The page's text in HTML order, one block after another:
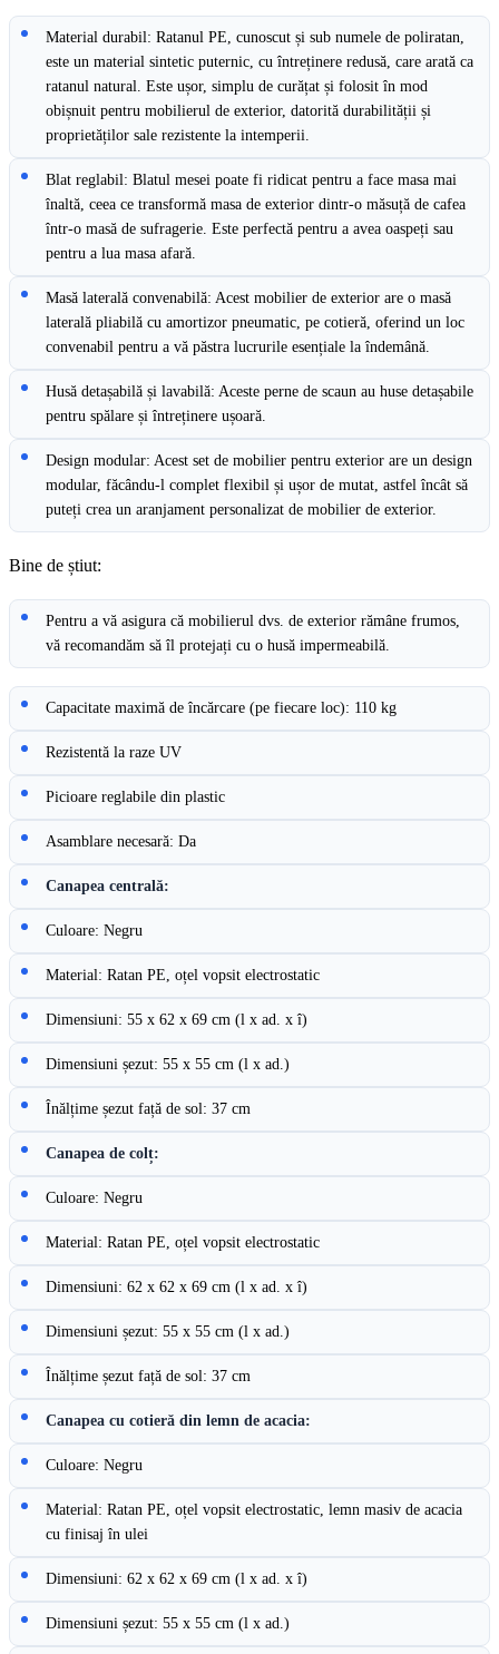
Material durabil: Ratanul PE, cunoscut și sub numele de poliratan,
este un material sintetic puternic, cu întreținere redusă, care arată ca
ratanul natural. Este ușor, simplu de curățat și folosit în mod
obișnuit pentru mobilierul de exterior, datorită durabilității și
proprietăților sale rezistente la intemperii.
Blat reglabil: Blatul mesei poate fi ridicat pentru a face masa mai
înaltă, ceea ce transformă masa de exterior dintr-o măsuță de cafea
într-o masă de sufragerie. Este perfectă pentru a avea oaspeți sau
pentru a lua masa afară.
Masă laterală convenabilă: Acest mobilier de exterior are o masă
laterală pliabilă cu amortizor pneumatic, pe cotieră, oferind un loc
convenabil pentru a vă păstra lucrurile esențiale la îndemână.
Husă detașabilă și lavabilă: Aceste perne de scaun au huse detașabile
pentru spălare și întreținere ușoară.
Design modular: Acest set de mobilier pentru exterior are un design
modular, făcându-l complet flexibil și ușor de mutat, astfel încât să
puteți crea un aranjament personalizat de mobilier de exterior.
Bine de știut:
Pentru a vă asigura că mobilierul dvs. de exterior rămâne frumos,
vă recomandăm să îl protejați cu o husă impermeabilă.
Capacitate maximă de încărcare (pe fiecare loc): 110 kg
Rezistentă la raze UV
Picioare reglabile din plastic
Asamblare necesară: Da
Canapea centrală:
Culoare: Negru
Material: Ratan PE, oțel vopsit electrostatic
Dimensiuni: 55 x 62 x 69 cm (l x ad. x î)
Dimensiuni șezut: 55 x 55 cm (l x ad.)
Înălțime șezut față de sol: 37 cm
Canapea de colț:
Culoare: Negru
Material: Ratan PE, oțel vopsit electrostatic
Dimensiuni: 62 x 62 x 69 cm (l x ad. x î)
Dimensiuni șezut: 55 x 55 cm (l x ad.)
Înălțime șezut față de sol: 37 cm
Canapea cu cotieră din lemn de acacia:
Culoare: Negru
Material: Ratan PE, oțel vopsit electrostatic, lemn masiv de acacia
cu finisaj în ulei
Dimensiuni: 62 x 62 x 69 cm (l x ad. x î)
Dimensiuni șezut: 55 x 55 cm (l x ad.)